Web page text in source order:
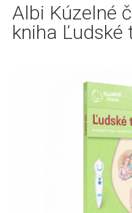
Albi Kúzelné
kniha Ľudské